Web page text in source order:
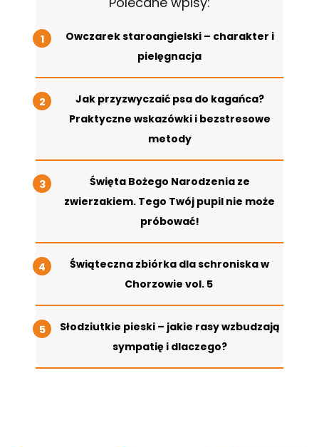
Owczarek staroangielski – charakter i
pielęgnacja
Jak przyzwyczaić psa do kagańca?
Praktyczne wskazówki i bezstresowe
metody
Święta Bożego Narodzenia ze
zwierzakiem. Tego Twój pupil nie może
próbować!
Świąteczna zbiórka dla schroniska w
Chorzowie vol. 5
Słodziutkie pieski – jakie rasy wzbudzają
sympatię i dlaczego?